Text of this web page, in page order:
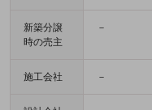
新築分譲
時の売主
－
施工会社 －